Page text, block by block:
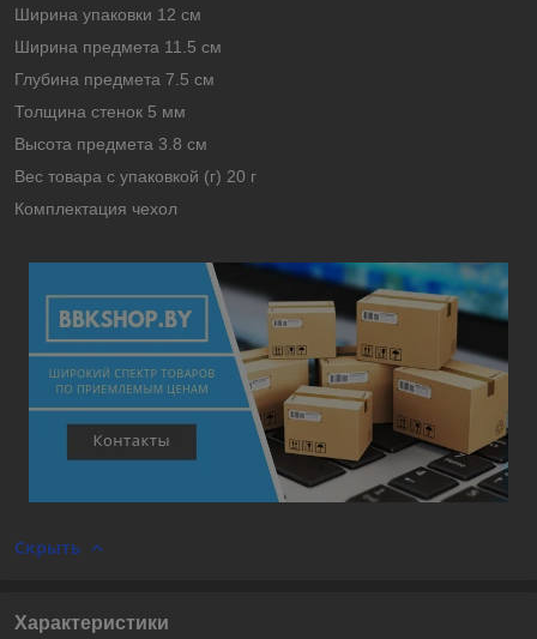
Ширина упаковки 12 см
Ширина предмета 11.5 см
Глубина предмета 7.5 см
Толщина стенок 5 мм
Высота предмета 3.8 см
Вес товара с упаковкой (г) 20 г
Комплектация чехол
Скрыть
Характеристики